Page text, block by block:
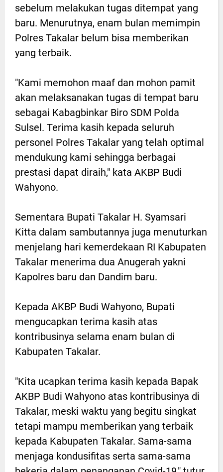
sebelum melakukan tugas ditempat yang
baru. Menurutnya, enam bulan memimpin
Polres Takalar belum bisa memberikan
yang terbaik.
"Kami memohon maaf dan mohon pamit
akan melaksanakan tugas di tempat baru
sebagai Kabagbinkar Biro SDM Polda
Sulsel. Terima kasih kepada seluruh
personel Polres Takalar yang telah optimal
mendukung kami sehingga berbagai
prestasi dapat diraih," kata AKBP Budi
Wahyono.
Sementara Bupati Takalar H. Syamsari
Kitta dalam sambutannya juga menuturkan
menjelang hari kemerdekaan RI Kabupaten
Takalar menerima dua Anugerah yakni
Kapolres baru dan Dandim baru.
Kepada AKBP Budi Wahyono, Bupati
mengucapkan terima kasih atas
kontribusinya selama enam bulan di
Kabupaten Takalar.
"Kita ucapkan terima kasih kepada Bapak
AKBP Budi Wahyono atas kontribusinya di
Takalar, meski waktu yang begitu singkat
tetapi mampu memberikan yang terbaik
kepada Kabupaten Takalar. Sama-sama
menjaga kondusifitas serta sama-sama